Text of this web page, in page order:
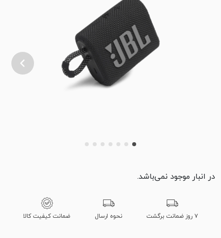
در انبار موجود نمی‌باشد.
۷ روز ضمانت برگشت نحوه ارسال ضمانت کیفیت کالا